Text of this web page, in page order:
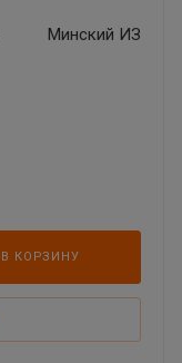
Минский ИЗ
В КОРЗИНУ